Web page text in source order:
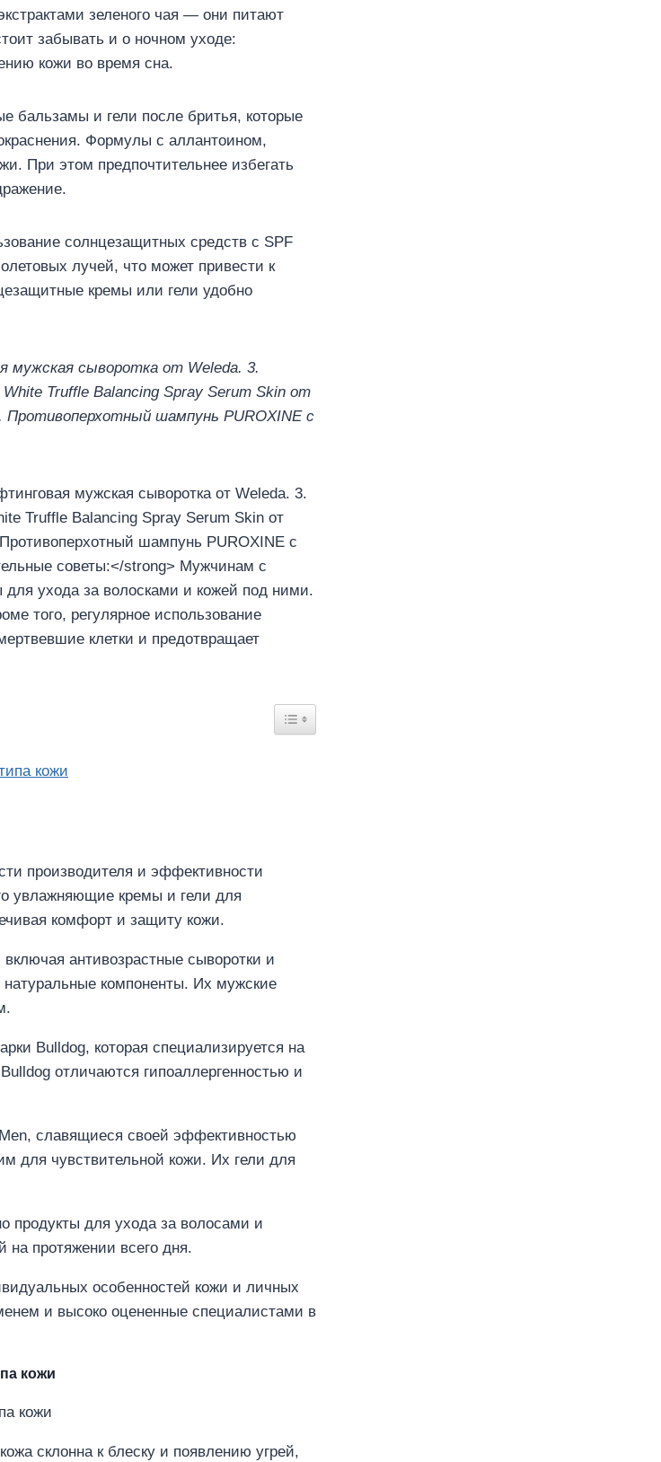
зеленого чая — они питают
забывать и о ночном уходе:
кожи во время сна.
бальзамы и гели после бритья, которые
Формулы с аллантоином,
При этом предпочтительнее избегать
солнцезащитных средств с SPF
лучей, что может привести к
кремы или гели удобно
мужская сыворотка от Weleda. 3.
Truffle Balancing Spray Serum Skin от
Противоперхотный шампунь PUROXINE с
кожи
производителя и эффективности
увлажняющие кремы и гели для
комфорт и защиту кожи.
антивозрастные сыворотки и
компоненты. Их мужские
Bulldog, которая специализируется на
отличаются гипоаллергенностью и
славящиеся своей эффективностью
для чувствительной кожи. Их гели для
продукты для ухода за волосами и
на протяжении всего дня.
особенностей кожи и личных
и высоко оцененные специалистами в
кожи
склонна к блеску и появлению угрей,